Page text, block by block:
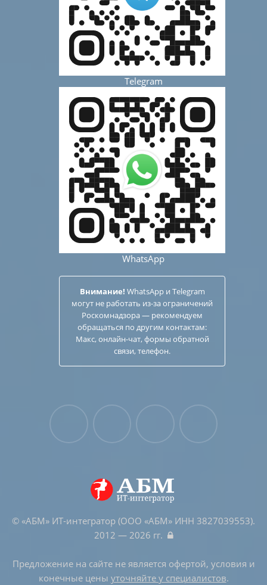
Telegram
WhatsApp
Внимание! WhatsApp и Telegram
могут не работать из-за ограничений
Роскомнадзора — рекомендуем
обращаться по другим контактам:
Макс, онлайн-чат, формы обратной
связи, телефон.
© «АБМ» ИТ-интегратор (ООО «АБМ» ИНН 3827039553).
2012 — 2026 гг.
Предложение на сайте не является офертой, условия и
конечные цены уточняйте у специалистов.